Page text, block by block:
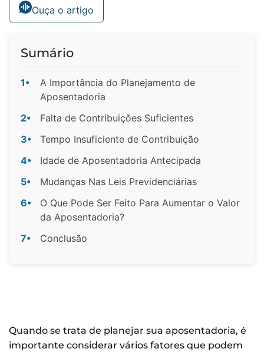
Ouça o artigo
Sumário
1•
A Importância do Planejamento de
Aposentadoria
2•
Falta de Contribuições Suficientes
3•
Tempo Insuficiente de Contribuição
4•
Idade de Aposentadoria Antecipada
5•
Mudanças Nas Leis Previdenciárias
6•
O Que Pode Ser Feito Para Aumentar o Valor
da Aposentadoria?
7•
Conclusão
Quando se trata de planejar sua aposentadoria, é
importante considerar vários fatores que podem